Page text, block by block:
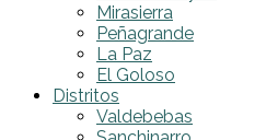
Mirasierra
Peñagrande
La Paz
El Goloso
Distritos
Valdebebas